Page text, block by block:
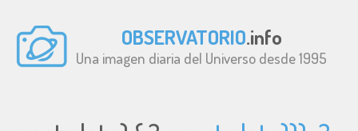
OBSERVATORIO.info
Una imagen diaria del Universo desde 1995